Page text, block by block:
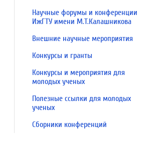
Научные форумы и конференции
ИжГТУ имени М.Т.Калашникова
Внешние научные мероприятия
Конкурсы и гранты
Конкурсы и мероприятия для
молодых ученых
Полезные ссылки для молодых
ученых
Сборники конференций